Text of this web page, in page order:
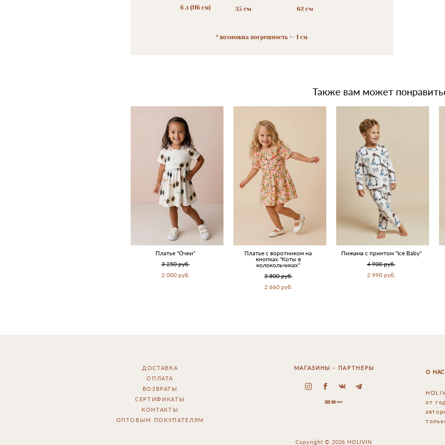
Также вам может
Платье "Очки"
3 250 pуб.
2 000 pуб.
Платье с воротником на
кнопках "Коты в
колокольчиках"
3 800 pуб.
2 660 pуб.
Пижама с принтом "Ice Baby"
4 900 pуб.
2 990 pуб.
ДОСТАВКА
ОПЛАТА
ВОЗВРАТЫ
СЕРТИФИКАТЫ
КОНТАКТЫ
ОПТОВЫМ ПОКУПАТЕЛЯМ
МАГАЗИНЫ - ПАРТНЕРЫ
О НАС
от
Copyright © 2026 HOLIVIN